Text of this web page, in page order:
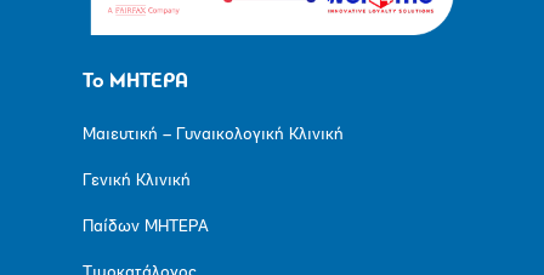
Το ΜΗΤΕΡΑ
Μαιευτική – Γυναικολογική Κλινική
Γενική Κλινική
Παίδων ΜΗΤΕΡΑ